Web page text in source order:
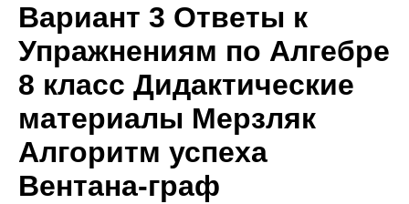
Вариант 3 Ответы к
Упражнениям по Алгебре
8 класс Дидактические
материалы Мерзляк
Алгоритм успеха
Вентана-граф